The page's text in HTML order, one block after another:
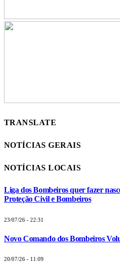
TRANSLATE
NOTÍCIAS GERAIS
NOTÍCIAS LOCAIS
Liga dos Bombeiros quer fazer
Proteção Civil e Bombeiros
23/07/26 - 22:31
Novo Comando dos Bombeiros
20/07/26 - 11:09